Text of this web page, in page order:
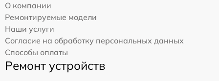
О компании
Ремонтируемые модели
Наши услуги
Согласие на обработку персональных данных
Способы оплаты
Ремонт устройств